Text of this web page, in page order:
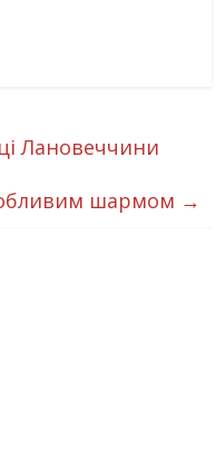
Лановеччини
шармом →